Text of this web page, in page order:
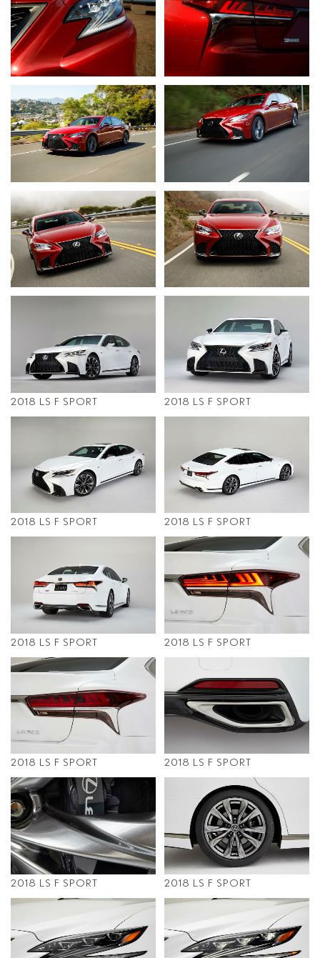
2018 LS F SPORT 2018 LS F SPORT
2018 LS F SPORT 2018 LS F SPORT
2018 LS F SPORT 2018 LS F SPORT
2018 LS F SPORT 2018 LS F SPORT
2018 LS F SPORT 2018 LS F SPORT